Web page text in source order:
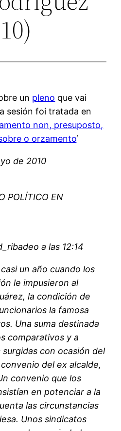
un pleno que vai
sesión foi tratada en
non, presuposto,
o orzamento‘
de 2010
POLÍTICO EN
a las 12:14
un año cuando los
le impusieron al
la condición de
la famosa
Una suma destinada
comparativos y a
con ocasión del
del ex alcalde,
convenio que los
en potenciar a la
las circunstancias
Unos sindicatos